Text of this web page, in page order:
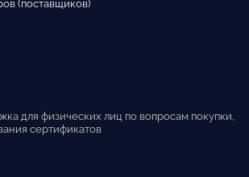
(поставщиков)
для физических лиц по вопросам покупки,
сертификатов